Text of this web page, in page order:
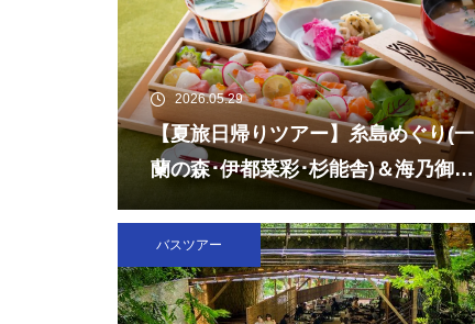
2026.05.29
【夏旅日帰りツアー】糸島めぐり(一
蘭の森･伊都菜彩･杉能舎)＆海乃御馳
走「玄海灘ちらし重」ランチ
バスツアー